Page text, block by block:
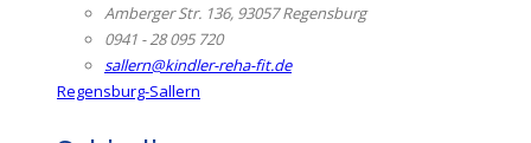
Amberger Str. 136, 93057 Regensburg
0941 - 28 095 720
sallern@kindler-reha-fit.de
Regensburg-Sallern